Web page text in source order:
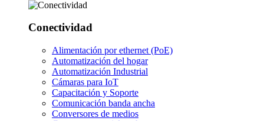
Conectividad
Alimentación por ethernet (PoE)
Automatización del hogar
Automatización Industrial
Cámaras para IoT
Capacitación y Soporte
Comunicación banda ancha
Conversores de medios